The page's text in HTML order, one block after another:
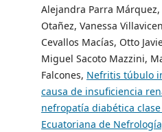
Alejandra Parra
Otañez, Vanessa
Cevallos Macías, Otto
Miguel Sacoto Mazzini,
Falcones, Nefritis túbulo
causa de insuficiencia
nefropatía diabética
Ecuatoriana de